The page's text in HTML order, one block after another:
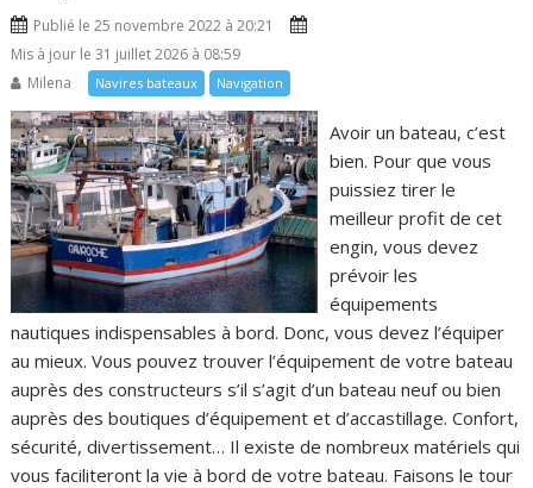
Publié le 25 novembre 2022 à 20:21
Mis à jour le 31 juillet 2026 à 08:59
Milena
Navires bateaux Navigation
Avoir un bateau, c’est
bien. Pour que vous
puissiez tirer le
meilleur profit de cet
engin, vous devez
prévoir les
équipements
nautiques indispensables à bord. Donc, vous devez l’équiper
au mieux. Vous pouvez trouver l’équipement de votre bateau
auprès des constructeurs s’il s’agit d’un bateau neuf ou bien
auprès des boutiques d’équipement et d’accastillage. Confort,
sécurité, divertissement… Il existe de nombreux matériels qui
vous faciliteront la vie à bord de votre bateau. Faisons le tour